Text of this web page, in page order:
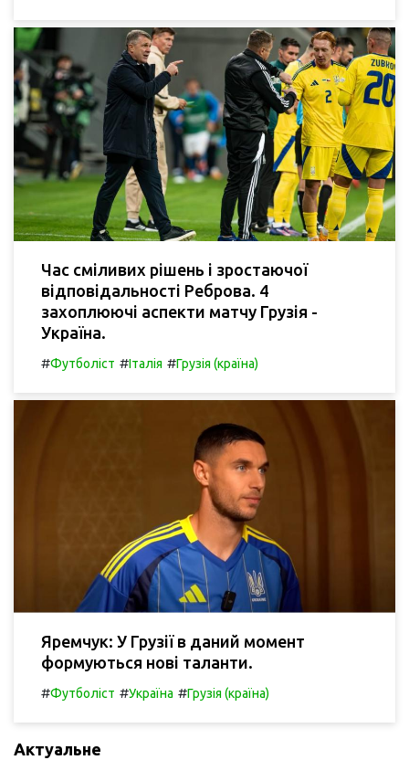
Час сміливих рішень і зростаючої
відповідальності Реброва. 4
захоплюючі аспекти матчу Грузія -
Україна.
#Футболіст #Італія #Грузія (країна)
Яремчук: У Грузії в даний момент
формуються нові таланти.
#Футболіст #Україна #Грузія (країна)
Актуальне